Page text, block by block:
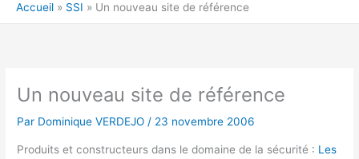
Accueil SSI Un nouveau site de référence
Un nouveau site de référence
Par Dominique VERDEJO / 23 novembre 2006
Produits et constructeurs dans le domaine de la sécurité : Les